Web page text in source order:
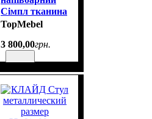
Сімпл тканина
світло-сіра
чорні
TopMebel
3 800,00грн.